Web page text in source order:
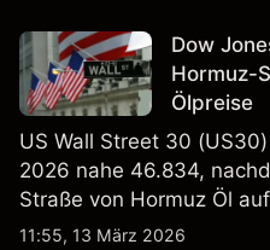
verlässlicher Indikator
Dow
Hormuz-
Ölpreise
US Wall Street 30
2026 nahe 46.834,
Straße von Hormuz Öl
und die US-
11:55, 13 März 2026